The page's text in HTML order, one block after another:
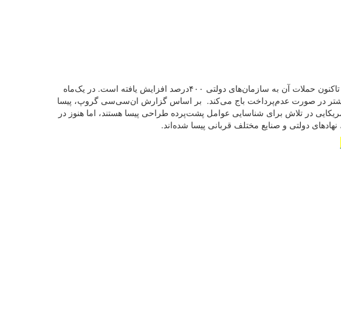
باج‌افزار پیسا از ‌ماه نوامبر فعالیت خود را آغاز کرده و بررسی‌‌‌‌‌‌‌‌های موسسه ان‌سی‌سی گروپ نشان می‌دهد که از آن زمان تاکنون حملات آن به سازمان‌های دولتی ۴۰۰‌درصد افزایش یافته است. در یک‌ماه
نشت اطلاعات بیشتر در صورت عدم‌پرداخت باج می‌کند. بر اساس گزارش ان‌سی‌سی گروپ، پیسا
در تلاش برای شناسایی عوامل پشت‌پرده طراحی پیسا هستند، اما هنوز در
دولتی و صنایع مختلف قربانی پیسا شده‌اند.